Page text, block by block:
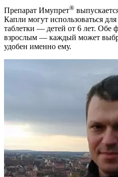
Препарат Имупрет®
Капли могут использоваться
таблетки — детей от 6 лет. Обе
взрослым — каждый может
удобен именно ему.